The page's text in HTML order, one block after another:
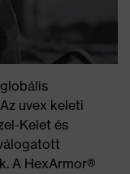
uvex keleti
Kelet és
A HexArmor®